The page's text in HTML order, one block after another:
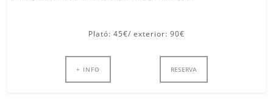
Plató: 45€/ exterior: 90€
+ INFO RESERVA